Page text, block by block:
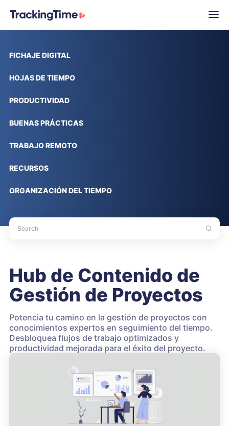
FICHAJE DIGITAL
HOJAS DE TIEMPO
PRODUCTIVIDAD
BUENAS PRÁCTICAS
TRABAJO REMOTO
RECURSOS
ORGANIZACIÓN DEL TIEMPO
Hub de Contenido de
Gestión de Proyectos
Potencia tu camino en la gestión de proyectos con
conocimientos expertos en seguimiento del tiempo.
Desbloquea flujos de trabajo optimizados y
productividad mejorada para el éxito del proyecto.